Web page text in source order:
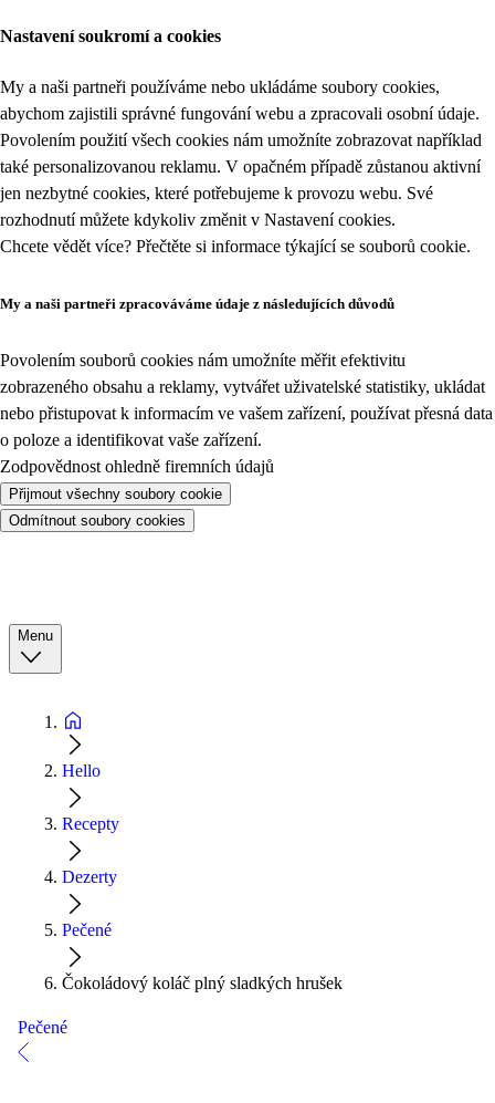
Nastavení soukromí a cookies
My a naši partneři používáme nebo ukládáme soubory cookies,
abychom zajistili správné fungování webu a zpracovali osobní údaje.
Povolením použití všech cookies nám umožníte zobrazovat například
také personalizovanou reklamu. V opačném případě zůstanou aktivní
jen nezbytné cookies, které potřebujeme k provozu webu. Své
rozhodnutí můžete kdykoliv změnit v Nastavení cookies.
Chcete vědět více? Přečtěte si informace týkající se souborů cookie.
My a naši partneři zpracováváme údaje z následujících důvodů
Povolením souborů cookies nám umožníte měřit efektivitu
zobrazeného obsahu a reklamy, vytvářet uživatelské statistiky, ukládat
nebo přistupovat k informacím ve vašem zařízení, používat přesná data
o poloze a identifikovat vaše zařízení.
Zodpovědnost ohledně firemních údajů
Přijmout všechny soubory cookie
Odmítnout soubory cookies
Menu
Hello
Recepty
Dezerty
Pečené
Čokoládový koláč plný sladkých hrušek
Pečené